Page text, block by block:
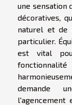
une sensation
décoratives,
naturel et de
particulier.
est vital
demande
l'agencement